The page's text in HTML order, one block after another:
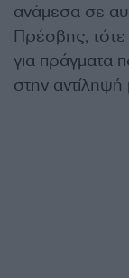
ανάμεσα σε
Πρέσβης,
για πράγματα
στην